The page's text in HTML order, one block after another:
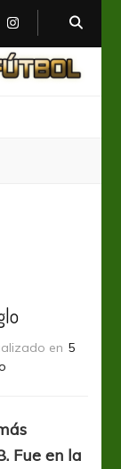
en 5
de
la
final
Fue en la